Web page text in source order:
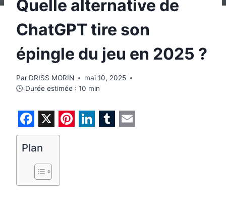
Quelle alternative de
ChatGPT tire son
épingle du jeu en 2025 ?
Par DRISS MORIN
mai 10, 2025
🕒 Durée estimée : 10 min
F
a
e
X P
t
Plan